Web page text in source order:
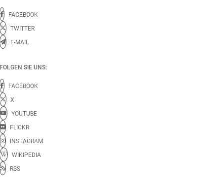
FACEBOOK
TWITTER
E-MAIL
FOLGEN SIE UNS:
FACEBOOK
X
YOUTUBE
FLICKR
INSTAGRAM
WIKIPEDIA
RSS